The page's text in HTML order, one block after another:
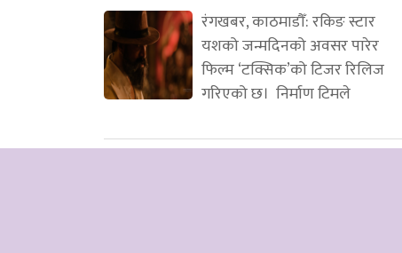
रंगखबर, काठमाडौँ: रकिङ स्टार
यशको जन्मदिनको अवसर पारेर
फिल्म ‘टक्सिक’को टिजर रिलिज
गरिएको छ। निर्माण टिमले